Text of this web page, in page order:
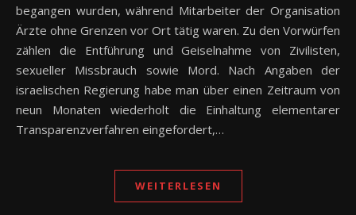
begangen wurden, während Mitarbeiter der Organisation
Ärzte ohne Grenzen vor Ort tätig waren. Zu den Vorwürfen
zählen die Entführung und Geiselnahme von Zivilisten,
sexueller Missbrauch sowie Mord. Nach Angaben der
israelischen Regierung habe man über einen Zeitraum von
neun Monaten wiederholt die Einhaltung elementarer
Transparenzverfahren eingefordert,…
WEITERLESEN